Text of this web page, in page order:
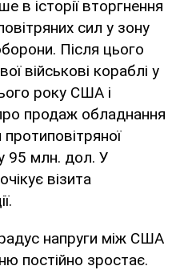
в історії вторгнення
сил у зону
Після цього
військові кораблі у
року США і
продаж обладнання
95 млн. дол. У
візита
напруги між США
постійно зростає.